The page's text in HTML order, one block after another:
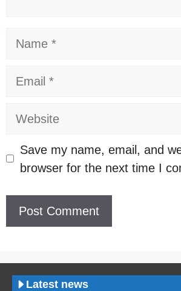
Name
Email
Website
Save my name, email, and
browser for the next time I
Latest news